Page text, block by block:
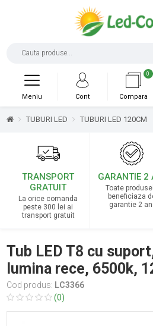
0
Compara
Cont
Meniu
TUBURI LED TUBURI LED 120CM
TRANSPORT
GRATUIT
La orice comanda
peste 300 lei ai
transport gratuit
GARANTIE 2
Toate
beneficiaza
garantie 2 ani
Tub LED T8 cu
lumina rece, 6500k,
Cod produs: LC3366
(0)